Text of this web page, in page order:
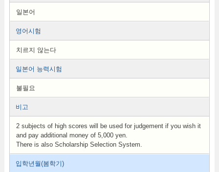
일본어
영어시험
치르지 않는다
일본어 능력시험
불필요
비고
2 subjects of high scores will be used for judgement if you wish it
and pay additional money of 5,000 yen.
There is also Scholarship Selection System.
입학년월(봄학기)